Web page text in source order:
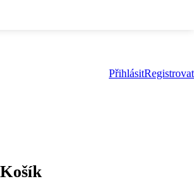
PřihlásitRegistrovat
Košík